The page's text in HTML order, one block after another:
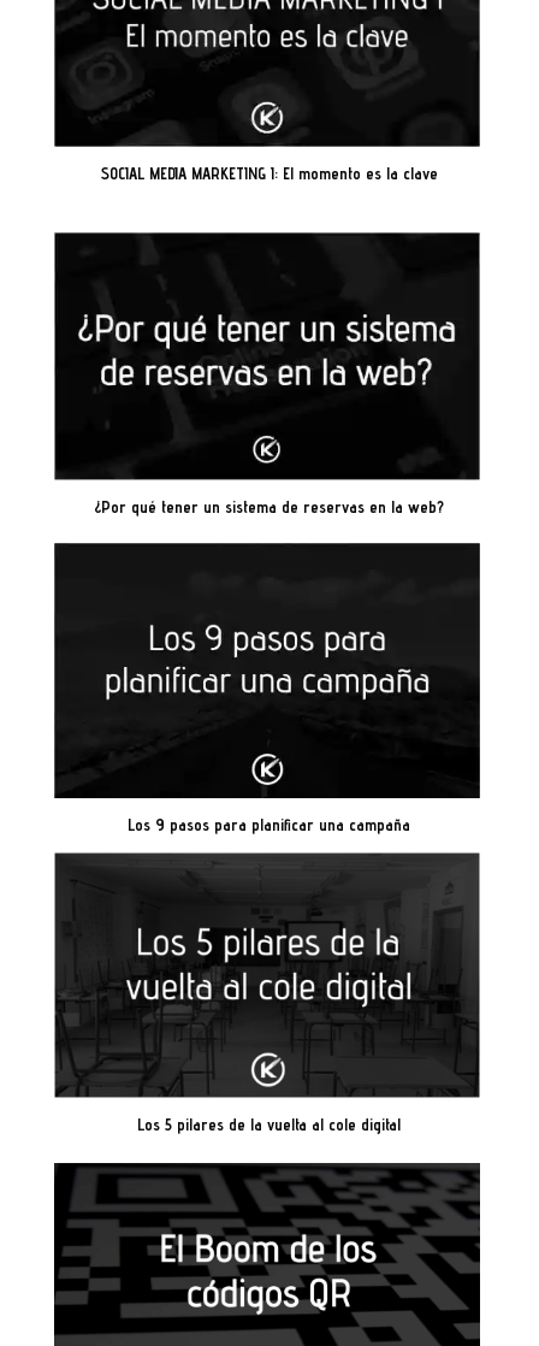
SOCIAL MEDIA MARKETING I: El momento es la clave
¿Por qué tener un sistema de reservas en la web?
Los 9 pasos para planificar una campaña
Los 5 pilares de la vuelta al cole digital